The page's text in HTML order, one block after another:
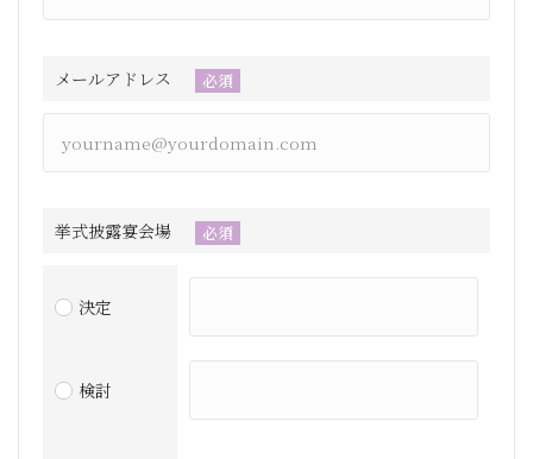
メールアドレス 必須
挙式披露宴会場 必須
決定
検討